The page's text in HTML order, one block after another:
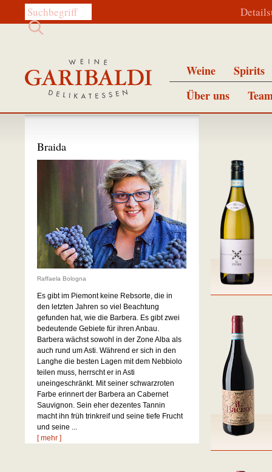
Diese Website durchsuchen:
Weine
Spirits
Über uns
Braida
Raffaela Bologna
Es gibt im Piemont keine Rebsorte, die in
den letzten Jahren so viel Beachtung
gefunden hat, wie die Barbera. Es gibt zwei
bedeutende Gebiete für ihren Anbau.
Barbera wächst sowohl in der Zone Alba als
auch rund um Asti. Während er sich in den
Langhe die besten Lagen mit dem Nebbiolo
teilen muss, herrscht er in Asti
uneingeschränkt. Mit seiner schwarzroten
Farbe erinnert der Barbera an Cabernet
Sauvignon. Sein eher dezentes Tannin
macht ihn früh trinkreif und seine tiefe Frucht
und seine ...
[ mehr ]